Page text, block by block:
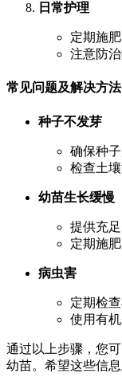
日常护理
定期施
注意防
常见问题及解决方法
种子不发芽
确保种
检查土
幼苗生长缓慢
提供充
定期施
病虫害
定期检
使用有
通过以上步骤，您
幼苗。希望这些信